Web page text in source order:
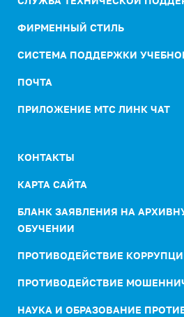
ФИРМЕННЫЙ СТИЛЬ
СИСТЕМА ПОДДЕРЖКИ
ПОЧТА
ПРИЛОЖЕНИЕ МТС ЛИНК ЧАТ
КОНТАКТЫ
КАРТА САЙТА
БЛАНК ЗАЯВЛЕНИЯ НА
ОБУЧЕНИИ
ПРОТИВОДЕЙСТВИЕ
ПРОТИВОДЕЙСТВИЕ
НАУКА И ОБРАЗОВАНИЕ